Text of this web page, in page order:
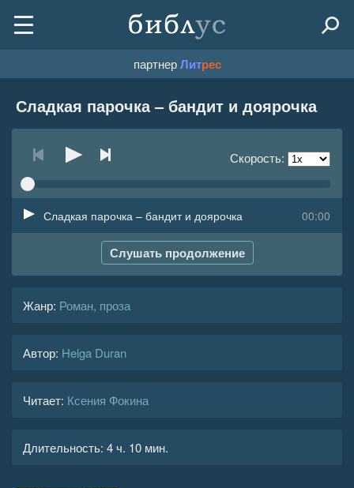
партнерЛитрес
Сладкая парочка – бандит и доярочка
Скорость:
00:00
Сладкая парочка – бандит и доярочка
Слушать продолжение
Жанр: Роман, проза
Автор: Helga Duran
Читает: Ксения Фокина
Длительность: 4 ч. 10 мин.